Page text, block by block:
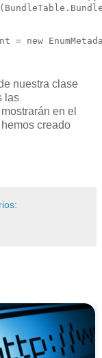
= new
nuestra clase
las
en el
creado